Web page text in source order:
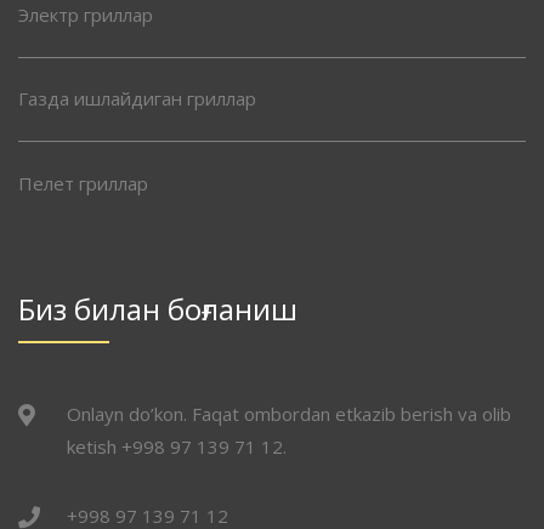
Электр гриллар
Газда ишлайдиган гриллар
Пелет гриллар
Биз билан боғланиш
Onlayn do’kon. Faqat ombordan etkazib berish va olib
ketish +998 97 139 71 12.
+998 97 139 71 12